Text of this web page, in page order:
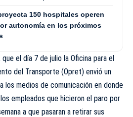
150 hospitales operen
autonomía en los próximos
el día 7 de julio la Oficina para el
del Transporte (Opret) envió un
los medios de comunicación en donde
empleados que hicieron el paro por
a que pasaran a retirar sus